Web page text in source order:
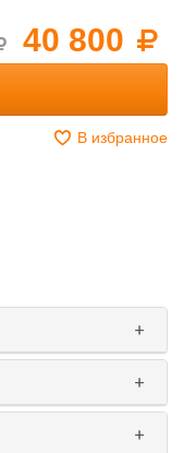
40 800
В избранное